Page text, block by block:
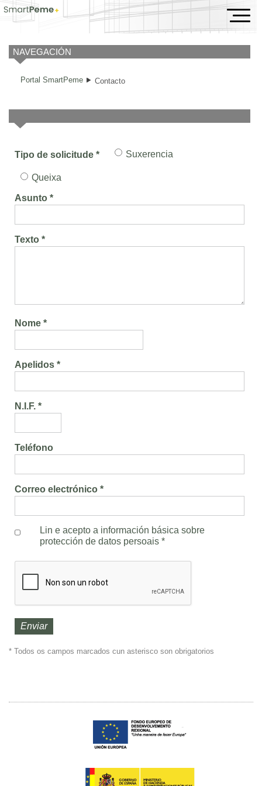
Contacto
NAVEGACIÓN
Portal SmartPeme Contacto
Tipo de solicitude * Suxerencia
Queixa
Asunto *
Texto *
Nome *
Apelidos *
N.I.F. *
Teléfono
Correo electrónico *
Lin e acepto a información básica sobre
protección de datos persoais *
* Todos os campos marcados cun asterisco son obrigatorios